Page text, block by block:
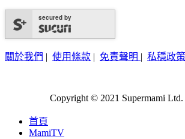
secured by
關於我們 | 使用條款 | 免責聲明 | 私穩政策
Copyright © 2021 Supermami Ltd.
首頁
MamiTV